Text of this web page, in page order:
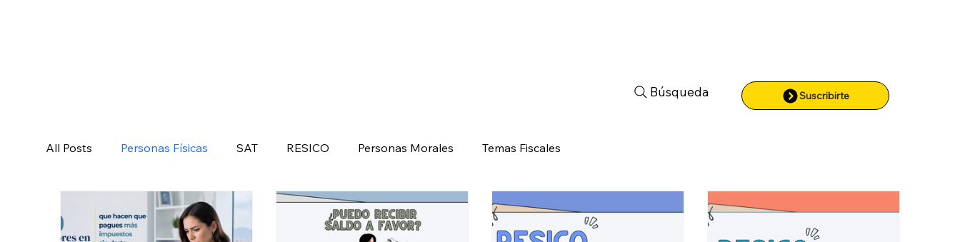
Búsqueda Suscribirte
All Posts Personas Físicas SAT RESICO Personas Morales Temas Fiscales